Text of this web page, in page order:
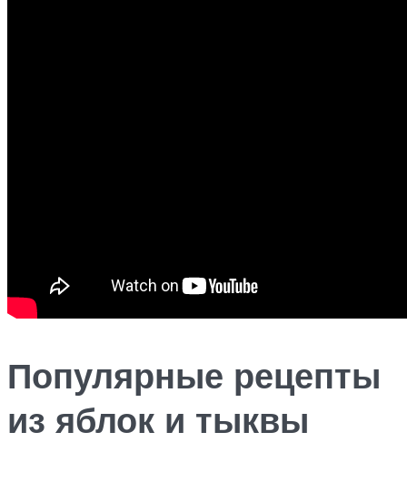
Популярные рецепты
из яблок и тыквы